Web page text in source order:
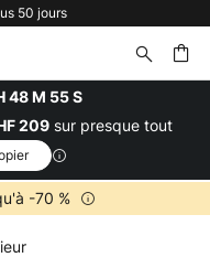
48 M 54 S
209 sur presque tout
-70 %